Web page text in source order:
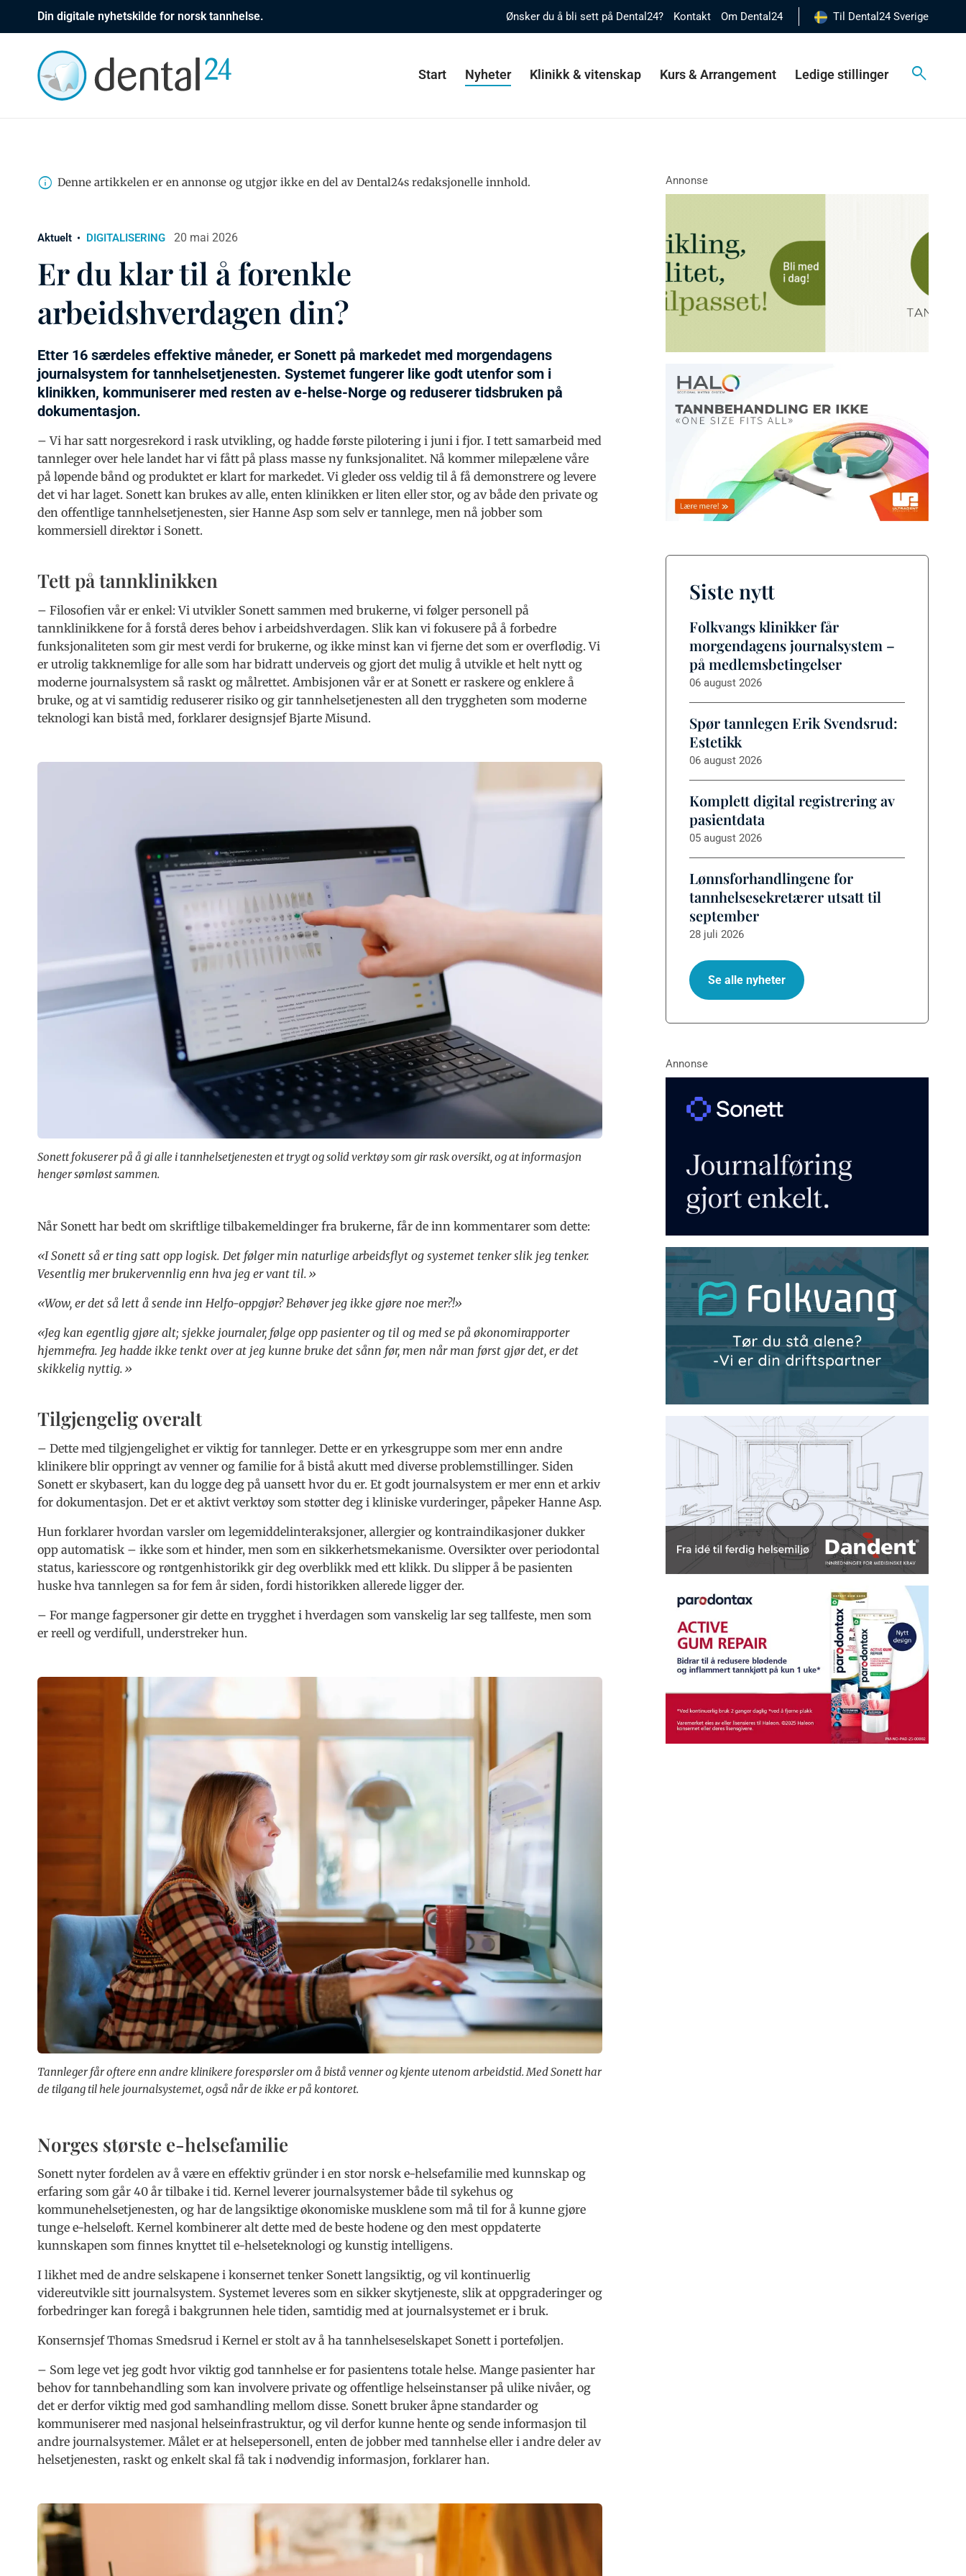
Din digitale nyhetskilde for norsk tannhelse. Ønsker du å bli sett på Dental24? Kontakt Om Dental24 Til Dental24 Sverige
Start Nyheter Klinikk & vitenskap Kurs & Arrangement Ledige stillinger
Denne artikkelen er en annonse og utgjør ikke en del av Dental24s redaksjonelle innhold.
Aktuelt DIGITALISERING 20 mai 2026
Er du klar til å forenkle
arbeidshverdagen din?
Etter 16 særdeles effektive måneder, er Sonett på markedet med morgendagens
journalsystem for tannhelsetjenesten. Systemet fungerer like godt utenfor som i
klinikken, kommuniserer med resten av e-helse-Norge og reduserer tidsbruken på
dokumentasjon.
– Vi har satt norgesrekord i rask utvikling, og hadde første pilotering i juni i fjor. I tett samarbeid med
tannleger over hele landet har vi fått på plass masse ny funksjonalitet. Nå kommer milepælene våre
på løpende bånd og produktet er klart for markedet. Vi gleder oss veldig til å få demonstrere og levere
det vi har laget. Sonett kan brukes av alle, enten klinikken er liten eller stor, og av både den private og
den offentlige tannhelsetjenesten, sier Hanne Asp som selv er tannlege, men nå jobber som
kommersiell direktør i Sonett.
Tett på tannklinikken
– Filosofien vår er enkel: Vi utvikler Sonett sammen med brukerne, vi følger personell på
tannklinikkene for å forstå deres behov i arbeidshverdagen. Slik kan vi fokusere på å forbedre
funksjonaliteten som gir mest verdi for brukerne, og ikke minst kan vi fjerne det som er overflødig. Vi
er utrolig takknemlige for alle som har bidratt underveis og gjort det mulig å utvikle et helt nytt og
moderne journalsystem så raskt og målrettet. Ambisjonen vår er at Sonett er raskere og enklere å
bruke, og at vi samtidig reduserer risiko og gir tannhelsetjenesten all den tryggheten som moderne
teknologi kan bistå med, forklarer designsjef Bjarte Misund.
Sonett fokuserer på å gi alle i tannhelsetjenesten et trygt og solid verktøy som gir rask oversikt, og at informasjon
henger sømløst sammen.
Når Sonett har bedt om skriftlige tilbakemeldinger fra brukerne, får de inn kommentarer som dette:
«I Sonett så er ting satt opp logisk. Det følger min naturlige arbeidsflyt og systemet tenker slik jeg tenker.
Vesentlig mer brukervennlig enn hva jeg er vant til.»
«Wow, er det så lett å sende inn Helfo-oppgjør? Behøver jeg ikke gjøre noe mer?!»
«Jeg kan egentlig gjøre alt; sjekke journaler, følge opp pasienter og til og med se på økonomirapporter
hjemmefra. Jeg hadde ikke tenkt over at jeg kunne bruke det sånn før, men når man først gjør det, er det
skikkelig nyttig.»
Tilgjengelig overalt
– Dette med tilgjengelighet er viktig for tannleger. Dette er en yrkesgruppe som mer enn andre
klinikere blir oppringt av venner og familie for å bistå akutt med diverse problemstillinger. Siden
Sonett er skybasert, kan du logge deg på uansett hvor du er. Et godt journalsystem er mer enn et arkiv
for dokumentasjon. Det er et aktivt verktøy som støtter deg i kliniske vurderinger, påpeker Hanne Asp.
Hun forklarer hvordan varsler om legemiddelinteraksjoner, allergier og kontraindikasjoner dukker
opp automatisk – ikke som et hinder, men som en sikkerhetsmekanisme. Oversikter over periodontal
status, kariesscore og røntgenhistorikk gir deg overblikk med ett klikk. Du slipper å be pasienten
huske hva tannlegen sa for fem år siden, fordi historikken allerede ligger der.
– For mange fagpersoner gir dette en trygghet i hverdagen som vanskelig lar seg tallfeste, men som
er reell og verdifull, understreker hun.
Tannleger får oftere enn andre klinikere forespørsler om å bistå venner og kjente utenom arbeidstid. Med Sonett har
de tilgang til hele journalsystemet, også når de ikke er på kontoret.
Norges største e-helsefamilie
Sonett nyter fordelen av å være en effektiv gründer i en stor norsk e-helsefamilie med kunnskap og
erfaring som går 40 år tilbake i tid. Kernel leverer journalsystemer både til sykehus og
kommunehelsetjenesten, og har de langsiktige økonomiske musklene som må til for å kunne gjøre
tunge e-helseløft. Kernel kombinerer alt dette med de beste hodene og den mest oppdaterte
kunnskapen som finnes knyttet til e-helseteknologi og kunstig intelligens.
I likhet med de andre selskapene i konsernet tenker Sonett langsiktig, og vil kontinuerlig
videreutvikle sitt journalsystem. Systemet leveres som en sikker skytjeneste, slik at oppgraderinger og
forbedringer kan foregå i bakgrunnen hele tiden, samtidig med at journalsystemet er i bruk.
Konsernsjef Thomas Smedsrud i Kernel er stolt av å ha tannhelseselskapet Sonett i porteføljen.
– Som lege vet jeg godt hvor viktig god tannhelse er for pasientens totale helse. Mange pasienter har
behov for tannbehandling som kan involvere private og offentlige helseinstanser på ulike nivåer, og
det er derfor viktig med god samhandling mellom disse. Sonett bruker åpne standarder og
kommuniserer med nasjonal helseinfrastruktur, og vil derfor kunne hente og sende informasjon til
andre journalsystemer. Målet er at helsepersonell, enten de jobber med tannhelse eller i andre deler av
helsetjenesten, raskt og enkelt skal få tak i nødvendig informasjon, forklarer han.
Siste nytt
Folkvangs klinikker får
morgendagens journalsystem –
på medlemsbetingelser
06 august 2026
Spør tannlegen Erik Svendsrud:
Estetikk
06 august 2026
Komplett digital registrering av
pasientdata
05 august 2026
Lønnsforhandlingene for
tannhelsesekretærer utsatt til
september
28 juli 2026
Se alle nyheter